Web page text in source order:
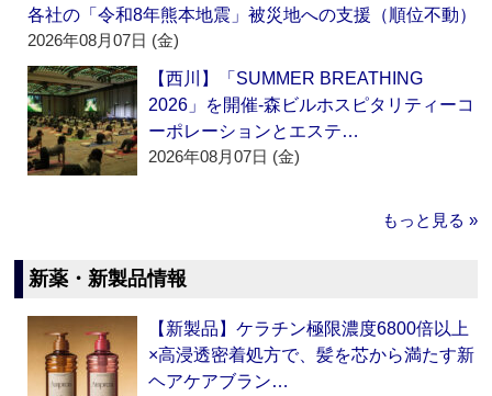
各社の「令和8年熊本地震」被災地への支援（順位不動）
2026年08月07日 (金)
【西川】「SUMMER BREATHING
2026」を開催‐森ビルホスピタリティーコ
ーポレーションとエステ…
2026年08月07日 (金)
もっと見る »
新薬・新製品情報
【新製品】ケラチン極限濃度6800倍以上
×高浸透密着処方で、髪を芯から満たす新
ヘアケアブラン…